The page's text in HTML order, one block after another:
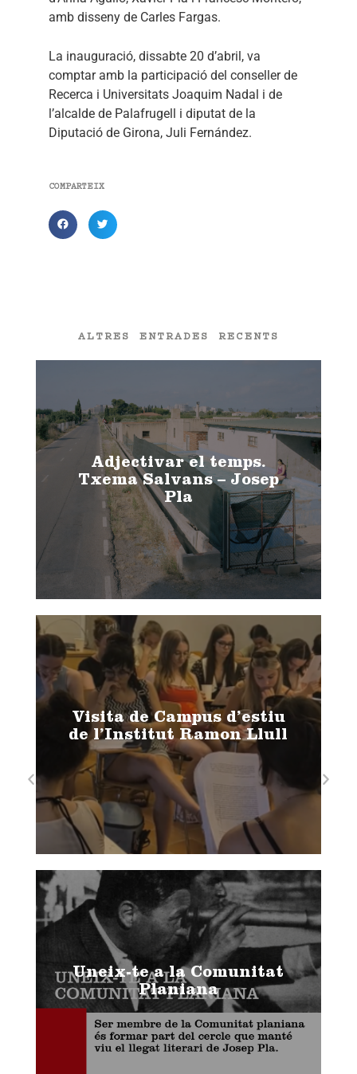
amb disseny de Carles Fargas.
La inauguració, dissabte 20 d’abril, va
comptar amb la participació del conseller de
Recerca i Universitats Joaquim Nadal i de
l’alcalde de Palafrugell i diputat de la
Diputació de Girona, Juli Fernández.
COMPARTEIX
ALTRES ENTRADES RECENTS
Adjectivar el temps.
Txema Salvans – Josep
Pla
Visita de Campus d’estiu
de l’Institut Ramon Llull
Uneix-te a la Comunitat
Planiana